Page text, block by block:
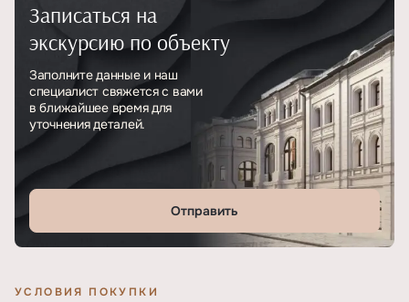
Записаться на
экскурсию по объекту
Заполните данные и наш
специалист свяжется с вами
в ближайшее время для
уточнения деталей.
Отправить
УСЛОВИЯ ПОКУПКИ